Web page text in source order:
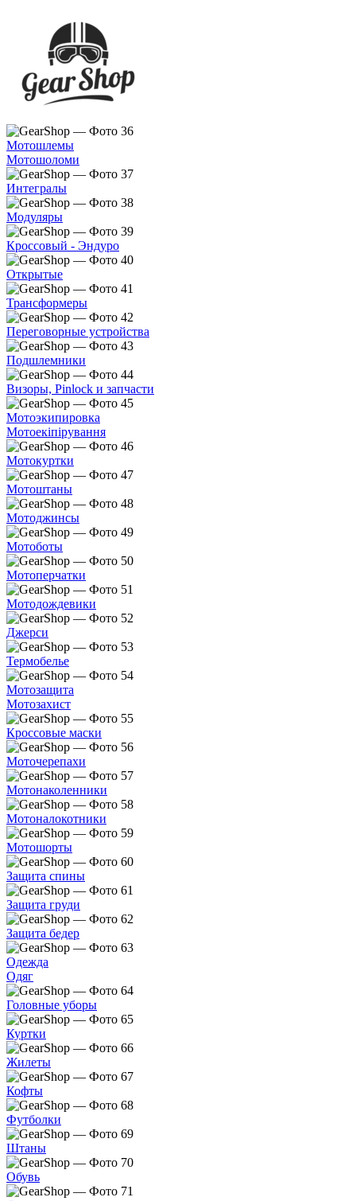
Мотошлемы
Мотошоломи
Интегралы
Модуляры
Кроссовый - Эндуро
Открытые
Трансформеры
Переговорные устройства
Подшлемники
Визоры, Pinlock и запчасти
Мотоэкипировка
Мотоекіпірування
Мотокуртки
Мотоштаны
Мотоджинсы
Мотоботы
Мотоперчатки
Мотодождевики
Джерси
Термобелье
Мотозащита
Мотозахист
Кроссовые маски
Моточерепахи
Мотонаколенники
Мотоналокотники
Мотошорты
Защита спины
Защита груди
Защита бедер
Одежда
Одяг
Головные уборы
Куртки
Жилеты
Кофты
Футболки
Штаны
Обувь